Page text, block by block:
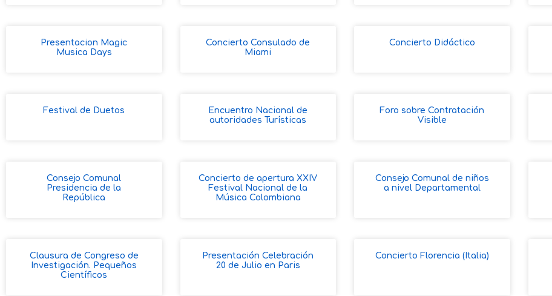
Presentacion Magic
Musica Days
Concierto Consulado de
Miami
Concierto Didáctico
Festival de Duetos
Encuentro Nacional de
autoridades Turísticas
Foro sobre Contratación
Visible
Consejo Comunal
Presidencia de la
República
Concierto de apertura XXIV
Festival Nacional de la
Música Colombiana
Consejo Comunal de niños
a nivel Departamental
Clausura de Congreso de
Investigación. Pequeños
Científicos
Presentación Celebración
20 de Julio en Paris
Concierto Florencia (Italia)